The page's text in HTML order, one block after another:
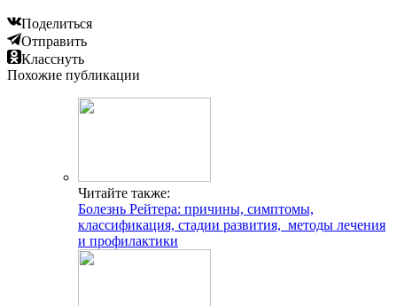
Поделиться
Отправить
Класснуть
Похожие публикации
Читайте также:
Болезнь Рейтера: причины, симптомы,
классификация, стадии развития, методы лечения
и профилактики